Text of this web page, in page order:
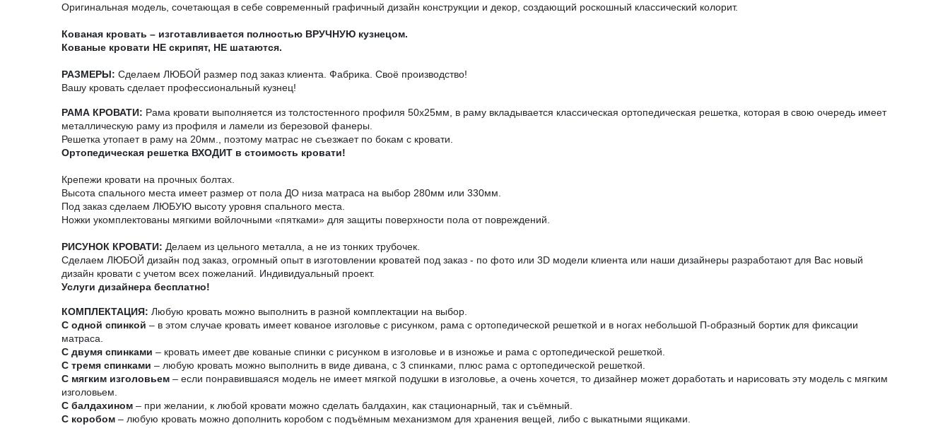
Оригинальная модель, сочетающая в себе современный графичный дизайн конструкции и декор, создающий роскошный классический колорит.
Кованая кровать – изготавливается полностью ВРУЧНУЮ кузнецом.
Кованые кровати НЕ скрипят, НЕ шатаются.
РАЗМЕРЫ: Сделаем ЛЮБОЙ размер под заказ клиента. Фабрика. Своё производство!
Вашу кровать сделает профессиональный кузнец!
РАМА КРОВАТИ: Рама кровати выполняется из толстостенного профиля 50х25мм, в раму вкладывается классическая ортопедическая решетка, которая в свою очередь имеет
металлическую раму из профиля и ламели из березовой фанеры.
Решетка утопает в раму на 20мм., поэтому матрас не съезжает по бокам с кровати.
Ортопедическая решетка ВХОДИТ в стоимость кровати!
Крепежи кровати на прочных болтах.
Высота спального места имеет размер от пола ДО низа матраса на выбор 280мм или 330мм.
Под заказ сделаем ЛЮБУЮ высоту уровня спального места.
Ножки укомплектованы мягкими войлочными «пятками» для защиты поверхности пола от повреждений.
РИСУНОК КРОВАТИ: Делаем из цельного металла, а не из тонких трубочек.
Сделаем ЛЮБОЙ дизайн под заказ, огромный опыт в изготовлении кроватей под заказ - по фото или 3D модели клиента или наши дизайнеры разработают для Вас новый
дизайн кровати с учетом всех пожеланий. Индивидуальный проект.
Услуги дизайнера бесплатно!
КОМПЛЕКТАЦИЯ: Любую кровать можно выполнить в разной комплектации на выбор.
С одной спинкой – в этом случае кровать имеет кованое изголовье с рисунком, рама с ортопедической решеткой и в ногах небольшой П-образный бортик для фиксации
матраса.
С двумя спинками – кровать имеет две кованые спинки с рисунком в изголовье и в изножье и рама с ортопедической решеткой.
С тремя спинками – любую кровать можно выполнить в виде дивана, с 3 спинками, плюс рама с ортопедической решеткой.
С мягким изголовьем – если понравившаяся модель не имеет мягкой подушки в изголовье, а очень хочется, то дизайнер может доработать и нарисовать эту модель с мягким
изголовьем.
С балдахином – при желании, к любой кровати можно сделать балдахин, как стационарный, так и съёмный.
С коробом – любую кровать можно дополнить коробом с подъёмным механизмом для хранения вещей, либо с выкатными ящиками.